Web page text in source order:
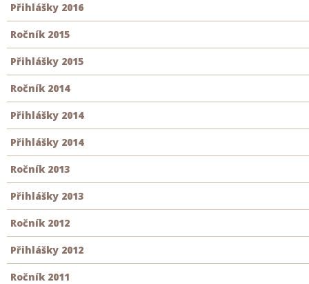
Přihlášky 2016
Ročník 2015
Přihlášky 2015
Ročník 2014
Přihlášky 2014
Přihlášky 2014
Ročník 2013
Přihlášky 2013
Ročník 2012
Přihlášky 2012
Ročník 2011